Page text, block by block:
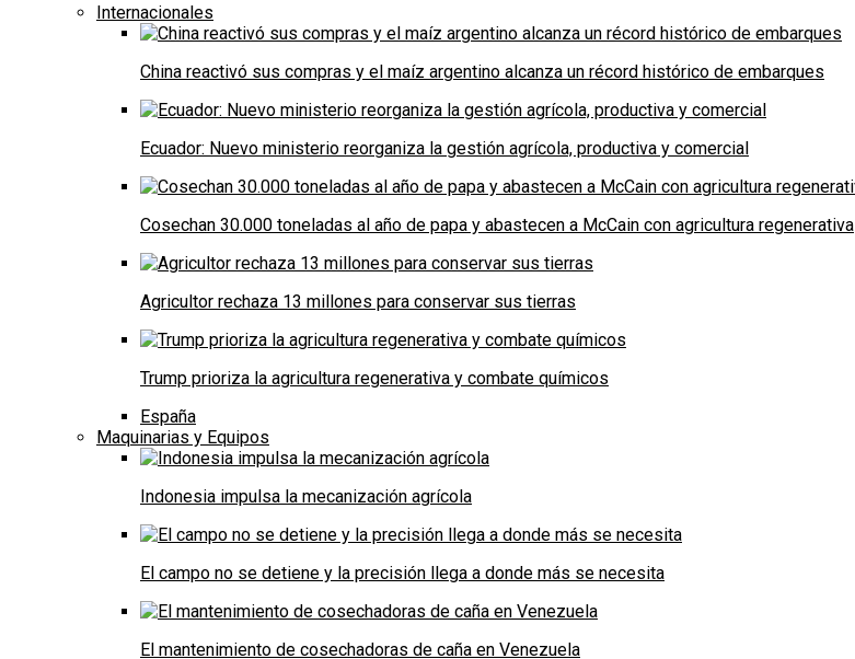
Internacionales
China reactivó sus compras y el maíz argentino alcanza un récord histórico de embarques
Ecuador: Nuevo ministerio reorganiza la gestión agrícola, productiva y comercial
Cosechan 30.000 toneladas al año de papa y abastecen a McCain con agricultura regenerativa
Agricultor rechaza 13 millones para conservar sus tierras
Trump prioriza la agricultura regenerativa y combate químicos
España
Maquinarias y Equipos
Indonesia impulsa la mecanización agrícola
El campo no se detiene y la precisión llega a donde más se necesita
El mantenimiento de cosechadoras de caña en Venezuela